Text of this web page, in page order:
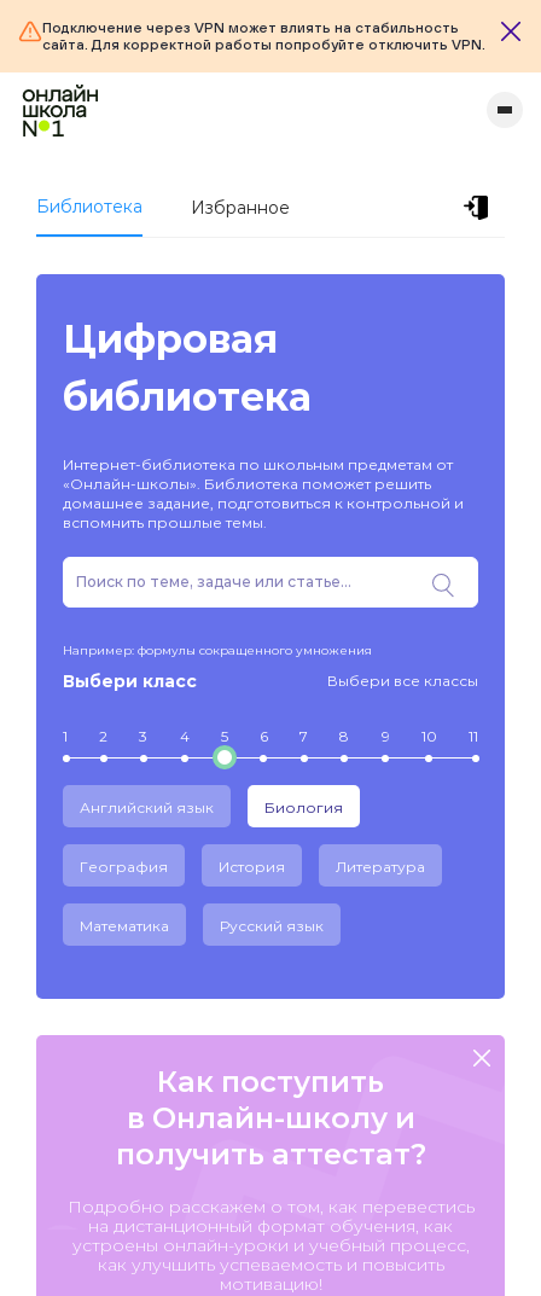
Подключение через VPN может влиять на стабильность
сайта. Для корректной работы попробуйте отключить VPN.
Библиотека Избранное
Цифровая
библиотека
Интернет-библиотека по школьным предметам от
«Онлайн-школы». Библиотека поможет решить
домашнее задание, подготовиться к контрольной и
вспомнить прошлые темы.
Например: формулы сокращенного умножения
Выбери класс Выбери все классы
1 2 3 4 5 6 7 8 9 10 11
Английский язык Биология
География История Литература
Математика Русский язык
Как поступить
в Онлайн-школу и
получить аттестат?
Подробно расскажем о том, как перевестись
на дистанционный формат обучения, как
устроены онлайн-уроки и учебный процесс,
как улучшить успеваемость и повысить
мотивацию!